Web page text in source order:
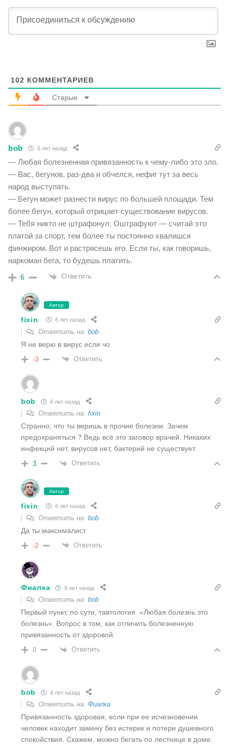
102 КОММЕНТАРИЕВ
Старые
bob 6 лет назад
— Любая болезненная привязанность к чему-либо это зло.
— Вас, бегунов, раз-два и обчелся, нефиг тут за весь
народ выступать.
— Бегун может разнести вирус по большей площади. Тем
более бегун, который отрицает существование вирусов.
— Тебя никто не штрафонул. Оштрафуют — считай это
платой за спорт, тем более ты постоянно хвалишся
финжиром. Вот и растрясешь его. Если ты, как говоришь,
наркоман бега, то будешь платить.
6 Ответить
Автор
fixin 6 лет назад
Ответить на bob
Я не верю в вирус если чо
-3 Ответить
bob 6 лет назад
Ответить на fixin
Странно, что ты веришь в прочие болезни. Зачем
предохраняться ? Ведь всё это заговор врачей. Никаких
инфекций нет, вирусов нет, бактерий не существует.
3 Ответить
Автор
fixin 6 лет назад
Ответить на bob
Да ты максималист
-2 Ответить
Фиалка 6 лет назад
Ответить на bob
Первый пункт, по сути, тавтология. «Любая болезнь это
болезнь». Вопрос в том, как отличить болезненную
привязанность от здоровой.
0 Ответить
bob 6 лет назад
Ответить на Фиалка
Привязанность здоровая, если при ее исчезновении
человек находит замену без истерик и потери душевного
спокойствия. Скажем, можно бегать по лестнице в доме.